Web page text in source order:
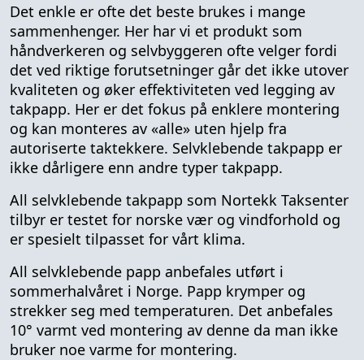
Det enkle er ofte det beste brukes i mange
sammenhenger. Her har vi et produkt som
håndverkeren og selvbyggeren ofte velger fordi
det ved riktige forutsetninger går det ikke utover
kvaliteten og øker effektiviteten ved legging av
takpapp. Her er det fokus på enklere montering
og kan monteres av «alle» uten hjelp fra
autoriserte taktekkere. Selvklebende takpapp er
ikke dårligere enn andre typer takpapp.
All selvklebende takpapp som Nortekk Taksenter
tilbyr er testet for norske vær og vindforhold og
er spesielt tilpasset for vårt klima.
All selvklebende papp anbefales utført i
sommerhalvåret i Norge. Papp krymper og
strekker seg med temperaturen. Det anbefales
10° varmt ved montering av denne da man ikke
bruker noe varme for montering.